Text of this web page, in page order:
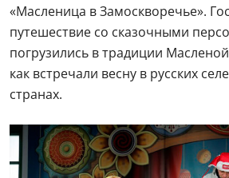
«Масленица в Замоскворечье».
путешествие со сказочными
погрузились в традиции
как встречали весну в русских
странах.